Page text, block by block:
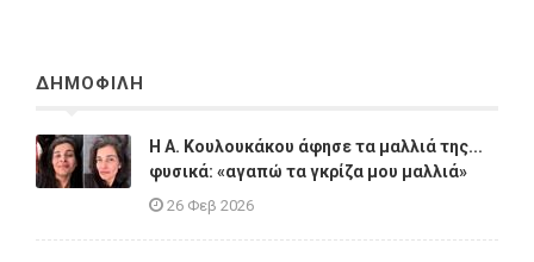
ΔΗΜΟΦΙΛΗ
Η A. Κουλουκάκου άφησε τα μαλλιά της...
φυσικά: «αγαπώ τα γκρίζα μου μαλλιά»
26 Φεβ 2026